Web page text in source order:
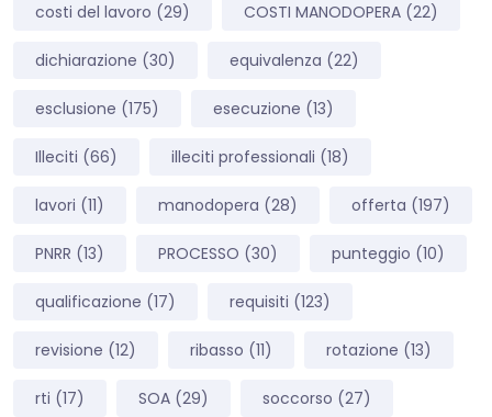
costi del lavoro (29) COSTI MANODOPERA (22)
dichiarazione (30) equivalenza (22)
esclusione (175) esecuzione (13)
Illeciti (66) illeciti professionali (18)
lavori (11) manodopera (28) offerta (197)
PNRR (13) PROCESSO (30) punteggio (10)
qualificazione (17) requisiti (123)
revisione (12) ribasso (11) rotazione (13)
rti (17) SOA (29) soccorso (27)